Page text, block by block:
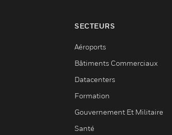
SECTEURS
Aéroports
Bâtiments Commerciaux
Datacenters
Formation
Gouvernement Et Militaire
Santé